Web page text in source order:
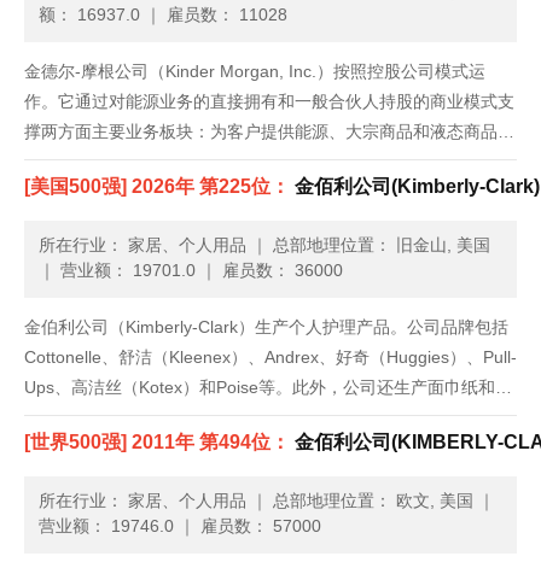
额： 16937.0 ｜ 雇员数： 11028
金德尔-摩根公司（Kinder Morgan, Inc.）按照控股公司模式运
作。它通过对能源业务的直接拥有和一般合伙人持股的商业模式支
撑两方面主要业务板块：为客户提供能源、大宗商品和液态商品运
输、储存和分销，并为股东带来长期价值。这家公司创立于2006
年8月23日，总部设在德克萨斯州休斯顿。...
[美国500强] 2026年 第225位： 金佰利公司(Kimberly-Clark)
所在行业： 家居、个人用品 ｜ 总部地理位置： 旧金山, 美国
｜ 营业额： 19701.0 ｜ 雇员数： 36000
金伯利公司（Kimberly-Clark）生产个人护理产品。公司品牌包括
Cottonelle、舒洁（Kleenex）、Andrex、好奇（Huggies）、Pull-
Ups、高洁丝（Kotex）和Poise等。此外，公司还生产面巾纸和卫
生纸、纸巾及其他日常用品。金佰利公司还生产WypAll与Kimw......
[世界500强] 2011年 第494位： 金佰利公司(KIMBERLY-
所在行业： 家居、个人用品 ｜ 总部地理位置： 欧文, 美国
｜
营业额： 19746.0 ｜ 雇员数： 57000